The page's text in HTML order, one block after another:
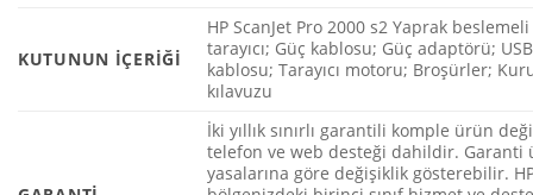
KUTUNUN IÇERIĞI
HP ScanJet Pro 2000 s2 Yaprak beslemeli
tarayıcı; Güç kablosu; Güç adaptörü; USB
kablosu; Tarayıcı motoru; Broşürler;
kılavuzu
İki yıllık sınırlı garantili komple ürün
telefon ve web desteği dahildir. Garanti
yasalarına göre değişiklik gösterebilir.